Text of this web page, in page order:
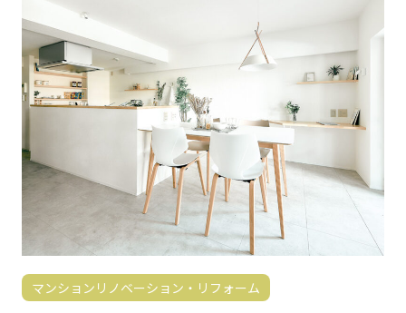
マンションリノベーション・リフォーム